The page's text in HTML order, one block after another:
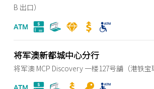
B 出口）
将军澳新都城中心分行
将军澳 MCP Discovery 一楼127号舖（港铁宝